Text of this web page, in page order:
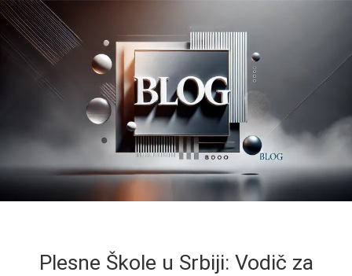
Plesne Škole u Srbiji: Vodič za